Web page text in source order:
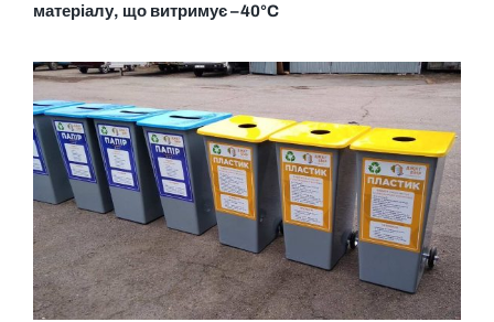
матеріалу, що витримує –40°C